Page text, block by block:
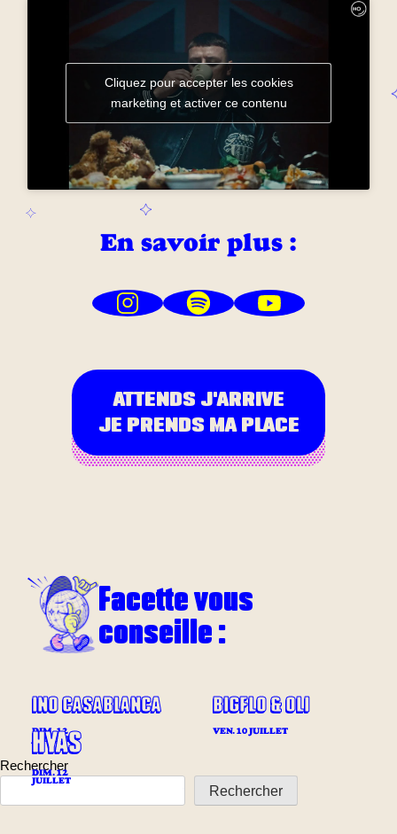
Cliquez pour accepter les cookies
marketing et activer ce contenu
En savoir plus :
ATTENDS J'ARRIVE
JE PRENDS MA PLACE
Facette vous
conseille :
INO CASABLANCA
DIM. 12
JUILLET
BIGFLO & OLI
VEN. 10 JUILLET
HYAS
DIM. 12
JUILLET
Rechercher
Rechercher